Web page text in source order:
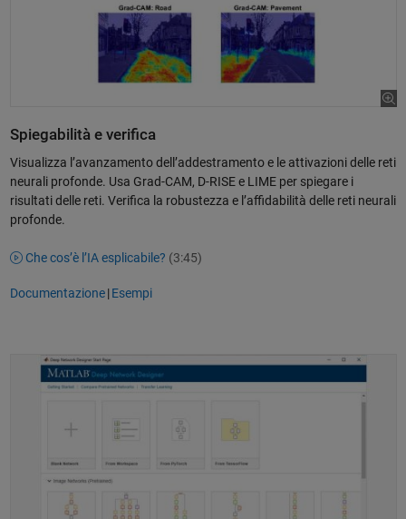
Spiegabilità e verifica
Visualizza l’avanzamento dell’addestramento e le attivazioni delle reti
neurali profonde. Usa Grad-CAM, D-RISE e LIME per spiegare i
risultati delle reti. Verifica la robustezza e l’affidabilità delle reti neurali
profonde.
Che cos’è l’IA esplicabile? (3:45)
Documentazione|Esempi